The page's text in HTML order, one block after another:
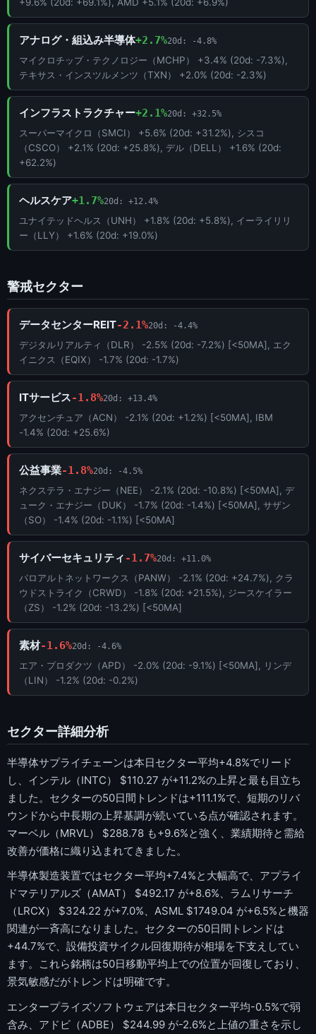
+9.6% (20d: +69.1%), AMD +5.1% (20d: +6.9%)
アナログ・組込み半導体+2.7%20d: -4.8%
マイクロチップ・テクノロジー（MCHP） +3.4% (20d: -7.3%),
テキサス・インスツルメンツ（TXN） +2.0% (20d: -2.3%)
インフラストラクチャー+2.1%20d: +32.5%
スーパーマイクロ（SMCI） +5.6% (20d: +31.2%), シスコ
（CSCO） +2.1% (20d: +25.8%), デル（DELL） +1.6% (20d:
+62.2%)
ヘルスケア+1.7%20d: +12.4%
ユナイテッドヘルス（UNH） +1.8% (20d: +5.8%), イーライリリ
ー（LLY） +1.6% (20d: +19.0%)
警戒セクター
データセンターREIT-2.1%20d: -4.4%
デジタルリアルティ（DLR） -2.5% (20d: -7.2%) [<50MA], エク
イニクス（EQIX） -1.7% (20d: -1.7%)
ITサービス-1.8%20d: +13.4%
アクセンチュア（ACN） -2.1% (20d: +1.2%) [<50MA], IBM
-1.4% (20d: +25.6%)
公益事業-1.8%20d: -4.5%
ネクステラ・エナジー（NEE） -2.1% (20d: -10.8%) [<50MA], デ
ューク・エナジー（DUK） -1.7% (20d: -1.4%) [<50MA], サザン
（SO） -1.4% (20d: -1.1%) [<50MA]
サイバーセキュリティ -1.7%20d: +11.0%
パロアルトネットワークス（PANW） -2.1% (20d: +24.7%), クラ
ウドストライク（CRWD） -1.8% (20d: +21.5%), ジースケイラー
（ZS） -1.2% (20d: -13.2%) [<50MA]
素材-1.6%20d: -4.6%
エア・プロダクツ（APD） -2.0% (20d: -9.1%) [<50MA], リンデ
（LIN） -1.2% (20d: -0.2%)
セクター詳細分析
半導体サプライチェーンは本日セクター平均+4.8%でリード
し、インテル（INTC） $110.27 が+11.2%の上昇と最も目立ち
ました。セクターの50日間トレンドは+111.1%で、短期のリバ
ウンドから中長期の上昇基調が続いている点が確認されます。
マーベル（MRVL） $288.78 も+9.6%と強く、業績期待と需給
改善が価格に織り込まれてきました。
半導体製造装置ではセクター平均+7.4%と大幅高で、アプライ
ドマテリアルズ（AMAT） $492.17 が+8.6%、ラムリサーチ
（LRCX） $324.22 が+7.0%、ASML $1749.04 が+6.5%と機器
関連が一斉高になりました。セクターの50日間トレンドは
+44.7%で、設備投資サイクル回復期待が相場を下支えしてい
ます。これら銘柄は50日移動平均上での位置が回復しており、
景気敏感だがトレンドは明確です。
エンタープライズソフトウェアは本日セクター平均-0.5%で弱
含み、アドビ（ADBE） $244.99 が-2.6%と上値の重さを示し